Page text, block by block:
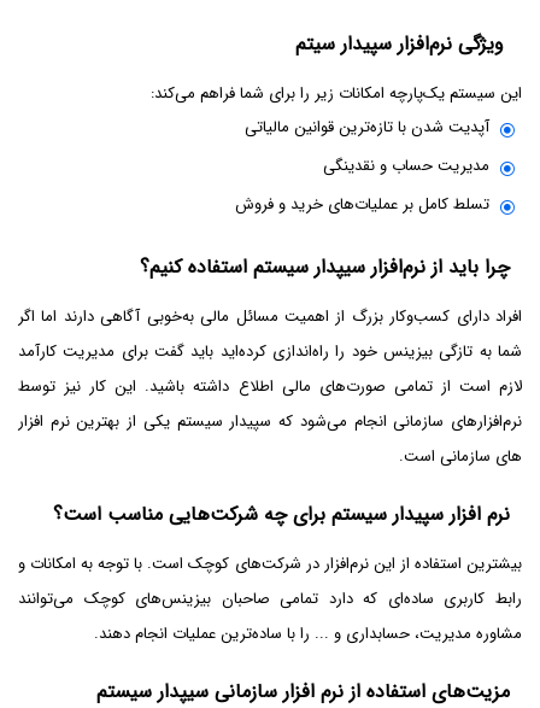
ویژگی نرم‌افزار سپیدار سیتم
این سیستم یک‌پارچه امکانات زیر را برای شما فراهم می‌کند:
آپدیت شدن با تازه‌ترین قوانین مالیاتی
مدیریت حساب و نقدینگی
تسلط کامل بر عملیات‌های خرید و فروش
چرا باید از نرم‌افزار سیپدار سیستم استفاده کنیم؟
افراد دارای کسب‌وکار بزرگ از اهمیت مسائل مالی به‌خوبی آگاهی دارند اما اگر
شما به ‌تازگی بیزینس خود را راه‌اندازی کرده‌اید باید گفت برای مدیریت کارآمد
لازم است از تمامی صورت‌های مالی اطلاع داشته باشید. این کار نیز توسط
نرم‌افزارهای سازمانی انجام می‌شود که سپیدار سیستم یکی از بهترین نرم افزار
های سازمانی است.
نرم افزار سپیدار سیستم برای چه شرکت‌هایی مناسب است؟
بیشترین استفاده از این نرم‌افزار در شرکت‌های کوچک است. با توجه به امکانات و
رابط کاربری ساده‌ای که دارد تمامی صاحبان بیزینس‌های کوچک می‌توانند
مشاوره مدیریت، حسابداری و ... را با ساده‌ترین عملیات انجام دهند.
مزیت‌های استفاده از نرم افزار سازمانی سیپدار سیستم